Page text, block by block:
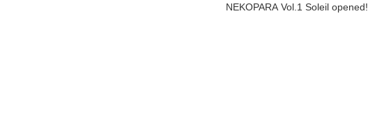
NEKOPARA Vol.1 Soleil opened!